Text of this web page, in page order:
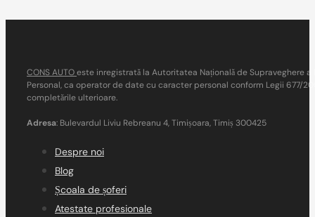
CONS AUTO este inregistrată la Autoritatea Națională de Supraveghere
Personal, ca operator de date cu caracter personal conform Legii 677/
completările ulterioare.
Adresa: Bulevardul Liviu Rebreanu 4, Timișoara, Timiș 300425
Despre noi
Blog
Școala de șoferi
Atestate profesionale